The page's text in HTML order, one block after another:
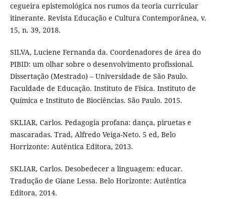
cegueira epistemológica nos rumos da teoria curricular
itinerante. Revista Educação e Cultura Contemporânea, v.
15, n. 39, 2018.
SILVA, Luciene Fernanda da. Coordenadores de área do
PIBID: um olhar sobre o desenvolvimento profissional.
Dissertação (Mestrado) – Universidade de São Paulo.
Faculdade de Educação. Instituto de Física. Instituto de
Química e Instituto de Biociências. São Paulo. 2015.
SKLIAR, Carlos. Pedagogia profana: dança, piruetas e
mascaradas. Trad, Alfredo Veiga-Neto. 5 ed, Belo
Horrizonte: Autêntica Editora, 2013.
SKLIAR, Carlos. Desobedecer a linguagem: educar.
Tradução de Giane Lessa. Belo Horizonte: Autêntica
Editora, 2014.